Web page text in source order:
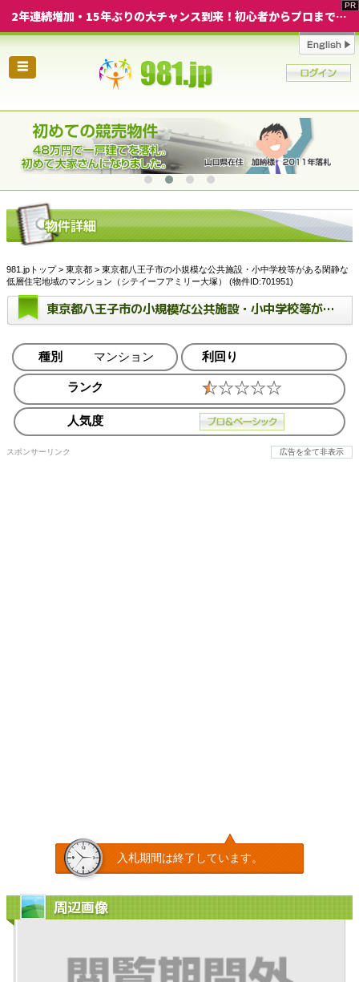
2年連続増加・15年ぶりの大チャンス到来！初心者からプロまで網羅する「競売不動産・超実践投資セミナー」♦神奈川県 横浜 in 神奈川
☰
981.jpトップ> 東京都 > 東京都八王子市の小規模な公共施設・小中学校等がある閑静な
低層住宅地域のマンション（シテイーフアミリー大塚） (物件ID:701951)
東京都八王子市の小規模な公共施設・小中学校等がある閑静な低層住宅地域のマンション（シテイーフアミリー大塚）
種別 マンション 利回り
ランク
人気度
スポンサーリンク 広告を全て非表示
入札期間は終了しています。
周辺画像